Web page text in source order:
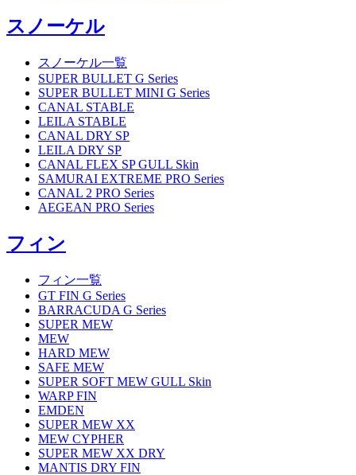
スノーケル
スノーケル一覧
SUPER BULLET G Series
SUPER BULLET MINI G Series
CANAL STABLE
LEILA STABLE
CANAL DRY SP
LEILA DRY SP
CANAL FLEX SP GULL Skin
SAMURAI EXTREME PRO Series
CANAL 2 PRO Series
AEGEAN PRO Series
フィン
フィン一覧
GT FIN G Series
BARRACUDA G Series
SUPER MEW
MEW
HARD MEW
SAFE MEW
SUPER SOFT MEW GULL Skin
WARP FIN
EMDEN
SUPER MEW XX
MEW CYPHER
SUPER MEW XX DRY
MANTIS DRY FIN